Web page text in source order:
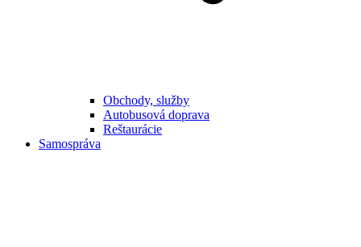
Obchody, služby
Autobusová doprava
Reštaurácie
Samospráva